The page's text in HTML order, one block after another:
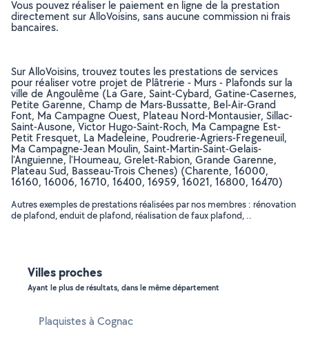
Vous pouvez réaliser le paiement en ligne de la prestation
directement sur AlloVoisins, sans aucune commission ni frais
bancaires.
Sur AlloVoisins, trouvez toutes les prestations de services
pour réaliser votre projet de Plâtrerie - Murs - Plafonds sur la
ville de Angoulême (La Gare, Saint-Cybard, Gatine-Casernes,
Petite Garenne, Champ de Mars-Bussatte, Bel-Air-Grand
Font, Ma Campagne Ouest, Plateau Nord-Montausier, Sillac-
Saint-Ausone, Victor Hugo-Saint-Roch, Ma Campagne Est-
Petit Fresquet, La Madeleine, Poudrerie-Agriers-Fregeneuil,
Ma Campagne-Jean Moulin, Saint-Martin-Saint-Gelais-
l'Anguienne, l'Houmeau, Grelet-Rabion, Grande Garenne,
Plateau Sud, Basseau-Trois Chenes) (Charente, 16000,
16160, 16006, 16710, 16400, 16959, 16021, 16800, 16470)
Autres exemples de prestations réalisées par nos membres : rénovation
de plafond, enduit de plafond, réalisation de faux plafond, ..
Villes proches
Ayant le plus de résultats, dans le même département
Plaquistes à Cognac